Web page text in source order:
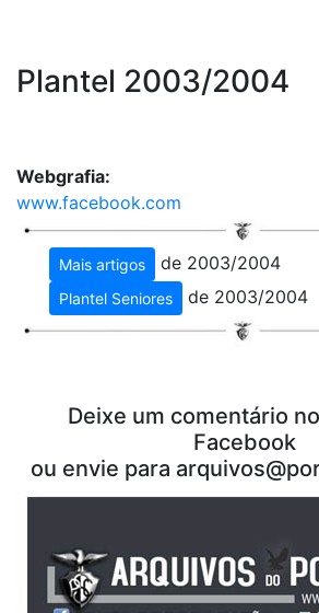
Plantel 2003/2004
Webgrafia:
www.facebook.com
Mais artigos de 2003/2004
Plantel Seniores de 2003/2004
Deixe um comentário
Facebook
ou envie para